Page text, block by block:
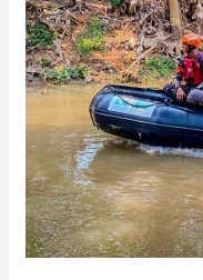
Bersama
Relawan
Kemanusiaan
Lakukan
Pencarian
Survivor
Tenggelam
di
Bekasi